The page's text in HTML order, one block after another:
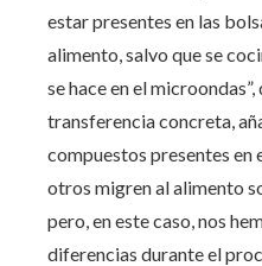
estar presentes en las
alimento, salvo que se
se hace en el
transferencia concreta,
compuestos presentes en
otros migren al alimento
pero, en este caso, nos
diferencias durante el